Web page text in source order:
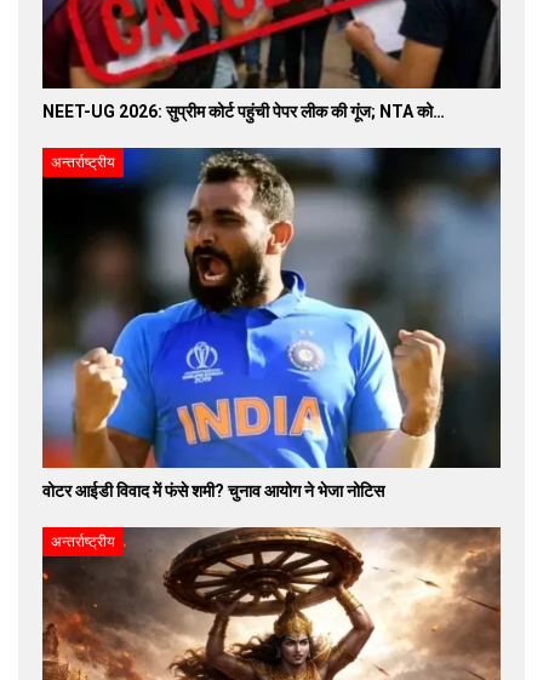
NEET-UG 2026: सुप्रीम कोर्ट पहुंची पेपर लीक की गूंज; NTA को…
अन्तर्राष्ट्रीय
वोटर आईडी विवाद में फंसे शमी? चुनाव आयोग ने भेजा नोटिस
अन्तर्राष्ट्रीय